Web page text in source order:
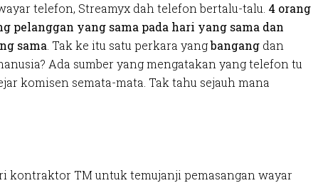
telefon, Streamyx dah telefon bertalu-talu. 4 orang
pelanggan yang sama pada hari yang sama dan
sama . Tak ke itu satu perkara yangbangang dan
Ada sumber yang mengatakan yang telefon tu
komisen semata-mata. Tak tahu sejauh mana
kontraktor TM untuk temujanji pemasangan wayar